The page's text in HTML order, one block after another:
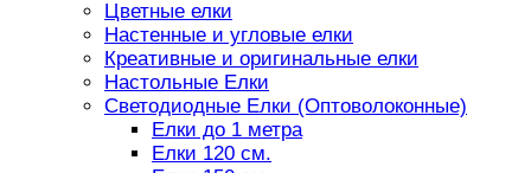
Цветные елки
Настенные и угловые елки
Креативные и оригинальные елки
Настольные Елки
Светодиодные Елки (Оптоволоконные)
Елки до 1 метра
Елки 120 см.